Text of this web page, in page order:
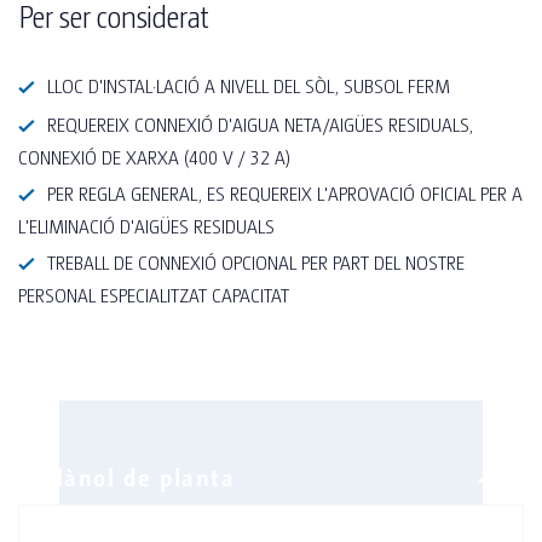
Per ser considerat
LLOC D'INSTAL·LACIÓ A NIVELL DEL SÒL, SUBSOL FERM
REQUEREIX CONNEXIÓ D'AIGUA NETA/AIGÜES RESIDUALS,
CONNEXIÓ DE XARXA (400 V / 32 A)
PER REGLA GENERAL, ES REQUEREIX L'APROVACIÓ OFICIAL PER A
L'ELIMINACIÓ D'AIGÜES RESIDUALS
TREBALL DE CONNEXIÓ OPCIONAL PER PART DEL NOSTRE
PERSONAL ESPECIALITZAT CAPACITAT
• Nínxols de llum: Nínxol de llum daurada amb